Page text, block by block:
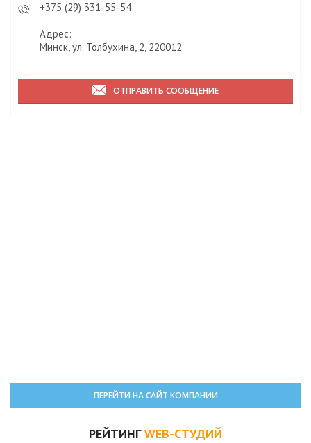
+375 (29) 331-55-54
Адрес:
Минск, ул. Толбухина, 2, 220012
ОТПРАВИТЬ СООБЩЕНИЕ
ПЕРЕЙТИ НА САЙТ КОМПАНИИ
РЕЙТИНГWEB-СТУДИЙ